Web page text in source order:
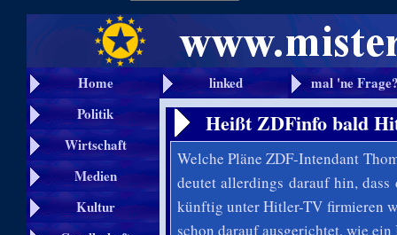
Home linked
mal 'ne
Politik
Wirtschaft
Medien
Kultur
Heißt ZDFinfo bald
Welche Pläne ZDF-Intendant
deutet allerdings darauf hin, dass
künftig unter Hitler-TV firmieren
schon darauf ausgerichtet, wie